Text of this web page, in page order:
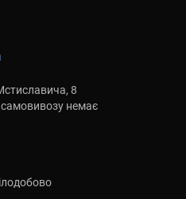
8
самовивозу немає